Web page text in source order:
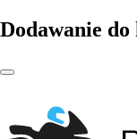
Dodawanie do